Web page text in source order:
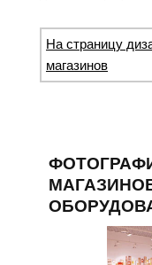
На страницу
магазинов